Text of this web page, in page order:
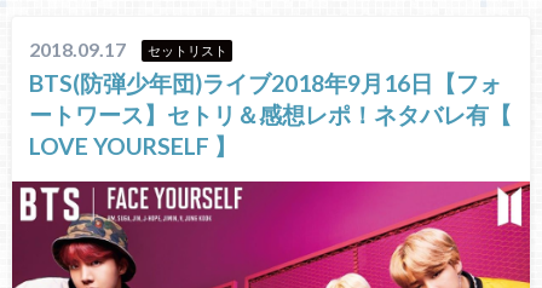
2018.09.17 セットリスト
BTS(防弾少年団)ライブ2018年9月16日【フォ
ートワース】セトリ＆感想レポ！ネタバレ有【
LOVE YOURSELF 】